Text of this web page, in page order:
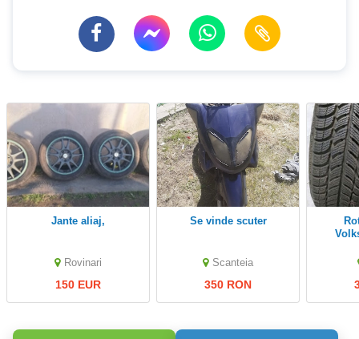
jante aliaj,
Rovinari
150 EUR
se vinde scuter
Scanteia
350 RON
Roti complete